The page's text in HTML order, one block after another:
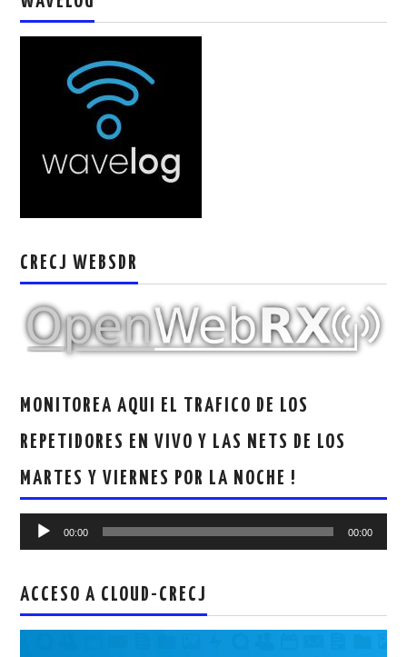
WAVELOG
AUTENTIFICACIÓN DE MIEMBROS DEL
CRECJ
CRECJ WEBSDR
MONITOREA AQUI EL TRAFICO DE LOS
REPETIDORES EN VIVO Y LAS NETS DE LOS
MARTES Y VIERNES POR LA NOCHE !
Reproductor
00:00 00:00
ACCESO A CLOUD-CRECJ